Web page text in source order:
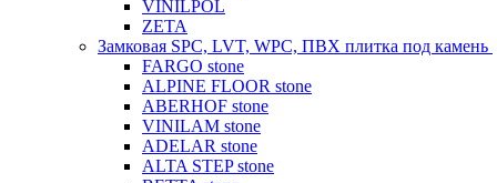
VINILPOL
ZETA
Замковая SPC, LVT, WPC, ПВХ плитка под камень
FARGO stone
ALPINE FLOOR stone
ABERHOF stone
VINILAM stone
ADELAR stone
ALTA STEP stone